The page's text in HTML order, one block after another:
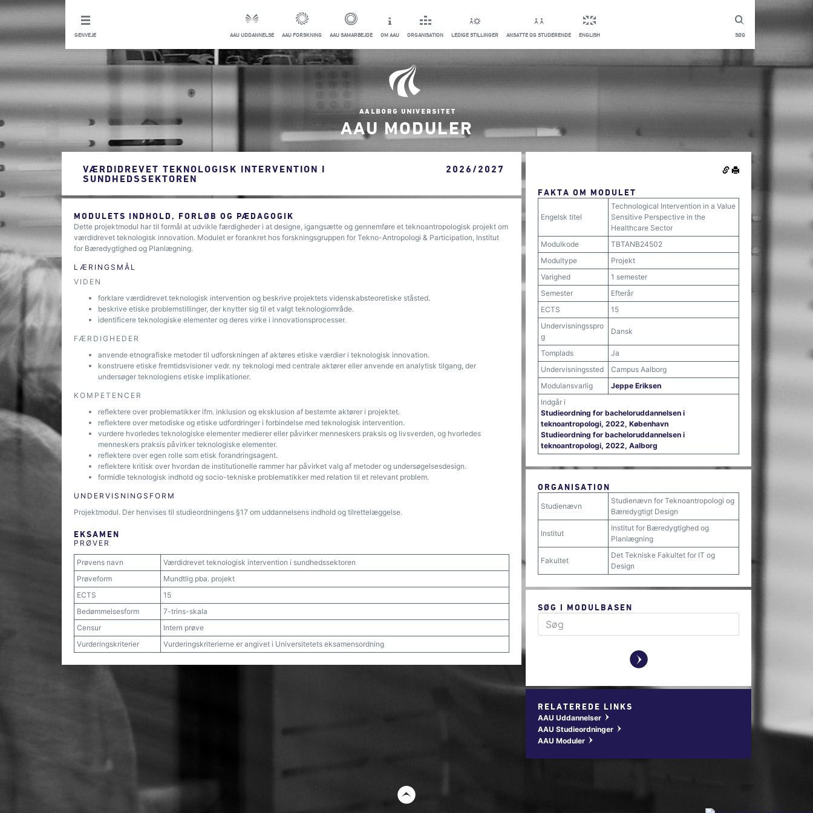
SØG
GENVEJE AAU UDDANNELSE AAU FORSKNING AAU SAMARBEJDE OM AAU ORGANISATION LEDIGE STILLINGER ANSATTE OG STUDERENDE ENGLISH
AAU MODULER
VÆRDIDREVET TEKNOLOGISK INTERVENTION I
SUNDHEDSSEKTOREN
2026/2027
MODULETS INDHOLD, FORLØB OG PÆDAGOGIK
Dette projektmodul har til formål at udvikle færdigheder i at designe, igangsætte og gennemføre et teknoantropologisk projekt om
værdidrevet teknologisk innovation. Modulet er forankret hos forskningsgruppen for Tekno-Antropologi & Participation, Institut
for Bæredygtighed og Planlægning.
LÆRINGSMÅL
VIDEN
forklare værdidrevet teknologisk intervention og beskrive projektets videnskabsteoretiske ståsted.
beskrive etiske problemstillinger, der knytter sig til et valgt teknologiområde.
identificere teknologiske elementer og deres virke i innovationsprocesser.
FÆRDIGHEDER
anvende etnografiske metoder til udforskningen af aktøres etiske værdier i teknologisk innovation.
konstruere etiske fremtidsvisioner vedr. ny teknologi med centrale aktører eller anvende en analytisk tilgang, der
undersøger teknologiens etiske implikationer.
KOMPETENCER
reflektere over problematikker ifm. inklusion og eksklusion af bestemte aktører i projektet.
reflektere over metodiske og etiske udfordringer i forbindelse med teknologisk intervention.
vurdere hvorledes teknologiske elementer medierer eller påvirker menneskers praksis og livsverden, og hvorledes
menneskers praksis påvirker teknologiske elementer.
reflektere over egen rolle som etisk forandringsagent.
reflektere kritisk over hvordan de institutionelle rammer har påvirket valg af metoder og undersøgelsesdesign.
formidle teknologisk indhold og socio-tekniske problematikker med relation til et relevant problem.
UNDERVISNINGSFORM
Projektmodul. Der henvises til studieordningens §17 om uddannelsens indhold og tilrettelæggelse.
EKSAMEN
PRØVER
Prøvens navn
Værdidrevet teknologisk intervention i sundhedssektoren
Prøveform
Mundtlig pba. projekt
ECTS
15
Bedømmelsesform
7-trins-skala
Censur
Intern prøve
Vurderingskriterier
Vurderingskriterierne er angivet i Universitetets eksamensordning
FAKTA OM MODULET
Engelsk titel
Technological Intervention in a Value
Sensitive Perspective in the
Healthcare Sector
Modulkode
TBTANB24502
Modultype
Projekt
Varighed
1 semester
Semester
Efterår
ECTS
15
Undervisningsspro
g
Dansk
Tomplads
Ja
Undervisningssted
Campus Aalborg
Modulansvarlig
Jeppe Eriksen
Indgår i
Studieordning for bacheloruddannelsen i
teknoantropologi, 2022, København
Studieordning for bacheloruddannelsen i
teknoantropologi, 2022, Aalborg
ORGANISATION
Studienævn
Studienævn for Teknoantropologi og
Bæredygtigt Design
Institut
Institut for Bæredygtighed og
Planlægning
Fakultet
Det Tekniske Fakultet for IT og
Design
SØG I MODULBASEN
y
RELATEREDE LINKS
AAU Uddannelser w
AAU Studieordninger w
AAU Moduler w
t